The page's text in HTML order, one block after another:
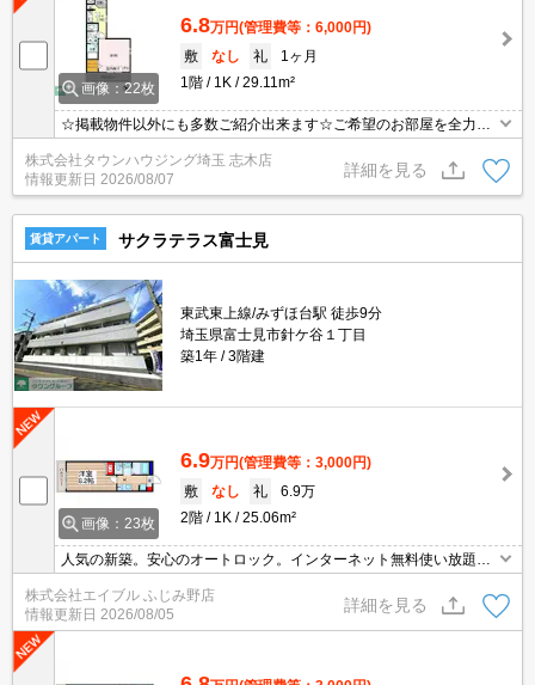
画像：22枚
6.8万円(管理費等：6,000円)
敷
なし 礼
1ヶ月
1階
1K 29.11m²
☆掲載物件以外にも多数ご紹介出来ます☆ご希望のお部屋を全力で
お探しさせて頂きます♪
株式会社タウンハウジング埼玉 志木店
情報更新日 2026/08/07
詳細を見る
賃貸アパート サクラテラス富士見
東武東上線/みずほ台駅 徒歩9分
埼玉県富士見市針ケ谷１丁目
築1年
3階建
画像：23枚
6.9万円(管理費等：3,000円)
敷
なし 礼
6.9万
2階
1K 25.06m²
人気の新築。安心のオートロック。インターネット無料使い放題。
シャワー付独立洗面台。温水洗浄便座付き。浴室乾燥機付。TVイン
ターホン付き。便利な宅配BOX。仲介手数料家賃の55%。
株式会社エイブル ふじみ野店
情報更新日 2026/08/05
詳細を見る